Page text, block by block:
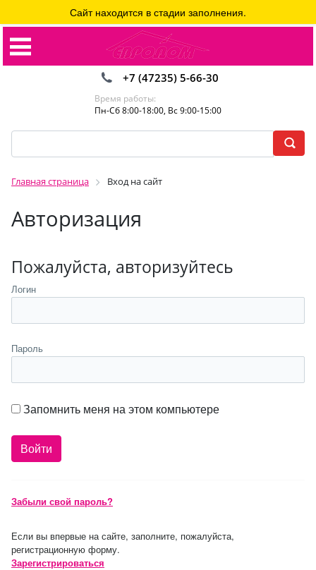
+7 (47235) 5-66-30
Время работы:
Пн-Сб 8:00-18:00, Вс 9:00-15:00
Главная страница Вход на сайт
Авторизация
Сайт находится в стадии заполнения.
Пожалуйста, авторизуйтесь
Логин
Пароль
Запомнить меня на этом компьютере
Забыли свой пароль?
Если вы впервые на сайте, заполните, пожалуйста,
регистрационную форму.
Зарегистрироваться